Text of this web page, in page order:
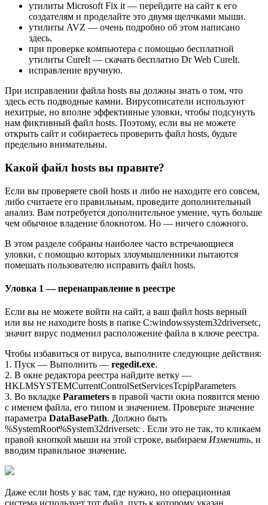
утилиты Microsoft Fix it — перейдите на сайт к его
создателям и проделайте это двумя щелчками мыши.
утилиты AVZ — очень подробно об этом написано
здесь.
при проверке компьютера с помощью бесплатной
утилиты CureIt — скачать бесплатно Dr Web CureIt.
исправление вручную.
При исправлении файла hosts вы должны знать о том, что
здесь есть подводные камни. Вирусописатели используют
нехитрые, но вполне эффективные уловки, чтобы подсунуть
нам фиктивный файл hosts. Поэтому, если вы не можете
открыть сайт и собираетесь проверить файл hosts, будьте
предельно внимательны.
Какой файл hosts вы правите?
Если вы проверяете свой hosts и либо не находите его совсем,
либо считаете его правильным, проведите дополнительный
анализ. Вам потребуется дополнительное умение, чуть больше
чем обычное владение блокнотом. Но — ничего сложного.
В этом разделе собраны наиболее часто встречающиеся
уловки, с помощью которых злоумышленники пытаются
помешать пользователю исправить файл hosts.
Уловка 1 — перенаправление в реестре
Если вы не можете войти на сайт, а ваш файл hosts верный
или вы не находите hosts в папке С:windowssystem32driversetc,
значит вирус подменил расположение файла в ключе реестра.
Чтобы избавиться от вируса, выполните следующие действия:
1. Пуск — Выполнить — regedit.exe.
2. В окне редактора реестра найдите ветку —
HKLMSYSTEMCurrentControlSetServicesTcpipParameters
3. Во вкладке Parameters в правой части окна появится меню
с именем файла, его типом и значением. Проверьте значение
параметра DataBasePath. Должно быть
%SystemRoot%System32driversetc . Если это не так, то кликаем
правой кнопкой мыши на этой строке, выбираем Изменить, и
вводим правильное значение.
Даже если hosts у вас там, где нужно, но операционная
система использует тот файл, путь к которому указан